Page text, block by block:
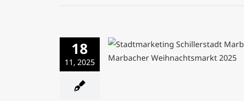
18
11, 2025 Marbacher Weihnachtsmarkt 2025